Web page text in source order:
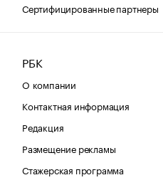
Сертифицированные партнеры
РБК
О компании
Контактная информация
Редакция
Размещение рекламы
Стажерская программа